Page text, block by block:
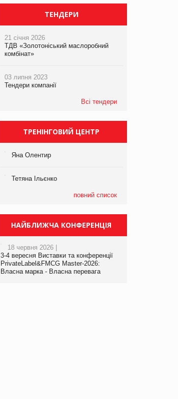
виробництва
компанії «УкраМарин»
ТЕНДЕРИ
21 січня 2026
ТДВ «Золотоніський маслоробний
комбінат»
03 липня 2023
Тендери компанії
Всі тендери
ТРЕНІНГОВИЙ ЦЕНТР
Яна Олентир
Тетяна Ільєнко
повний список
НАЙБЛИЖЧА КОНФЕРЕНЦІЯ
18 червня 2026 |
3-4 вересня Виставки та конференції
PrivateLabel&FMCG Master-2026:
Власна марка - Власна перевага